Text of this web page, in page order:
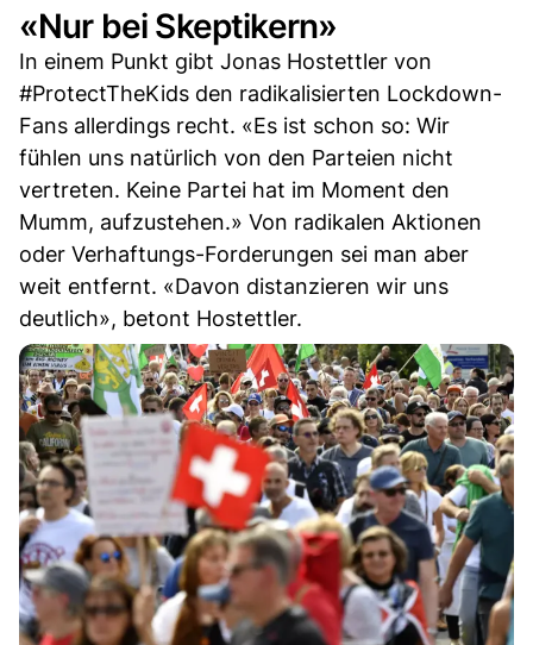
«Nur bei Skeptikern»
In einem Punkt gibt Jonas Hostettler von
#ProtectTheKids den radikalisierten Lockdown-
Fans allerdings recht. «Es ist schon so: Wir
fühlen uns natürlich von den Parteien nicht
vertreten. Keine Partei hat im Moment den
Mumm, aufzustehen.» Von radikalen Aktionen
oder Verhaftungs-Forderungen sei man aber
weit entfernt. «Davon distanzieren wir uns
deutlich», betont Hostettler.